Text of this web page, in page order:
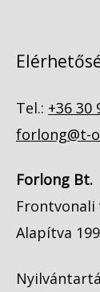
Tel.: +36 30
forlong@t-
Forlong Bt.
Frontvonali
Alapítva